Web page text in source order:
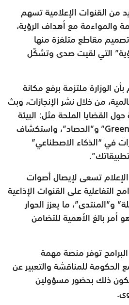
من القنوات الإعلامية تسهم
والمواءمة مع أهداف الرؤية،
مقاطع متلفزة منها
التي لقيت صدى وتشكّل
الوزارة ملتزمة برفع مكانة
من خلال نشر الإنجازات، وبث
حول القضايا الملحة مثل: البيئة
المستدامة في “Green Lush” و”الحصاد”، واستكشاف
في “الذكاء الاصطناعي”
تسعى لإيصال أصوات
التفاعلية على القنوات الإذاعية
و”المنتدى”، ما يعزز الحوار
أمر بالغ الأهمية للتضامن
توفر منصة مهمة
الحكومة للمناقشة والتعبير عن
يكون ذلك بحضور مسؤولين